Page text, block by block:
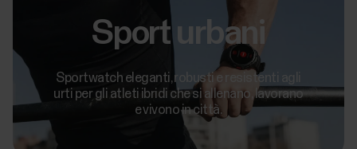
Sport urbani
Sportwatch eleganti, robusti e resistenti agli
urti per gli atleti ibridi che si allenano, lavorano
e vivono in città.